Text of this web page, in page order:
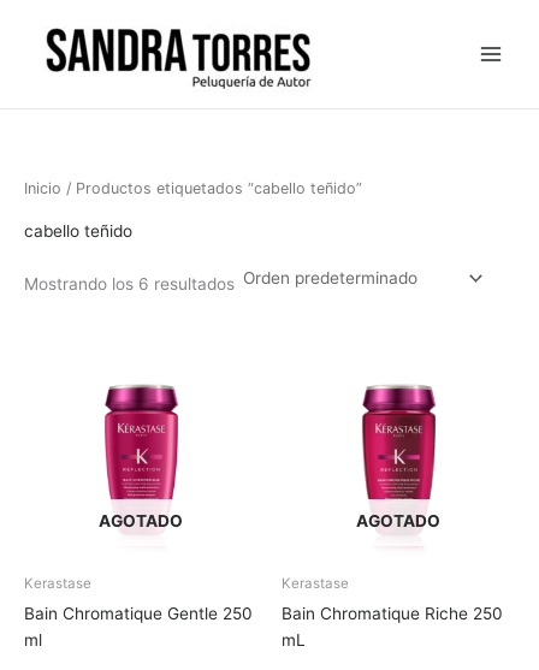
contenido
Inicio / Productos etiquetados “cabello teñido”
cabello teñido
Mostrando los 6 resultados
AGOTADO
Kerastase
Bain Chromatique Gentle 250
ml
AGOTADO
Kerastase
Bain Chromatique Riche 250
mL